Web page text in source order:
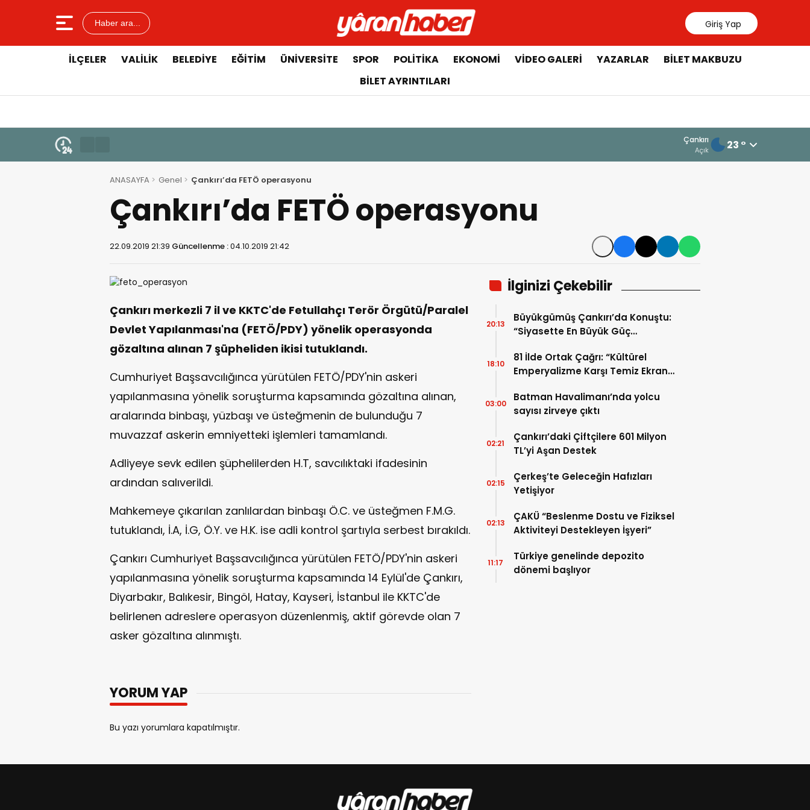
Haber ara... Giriş Yap
İLÇELER VALILIK BELEDIYE EĞITIM ÜNIVERSITE SPOR POLITIKA EKONOMI VIDEO GALERI YAZARLAR
BILET MAKBUZU
BILET AYRINTILARI
Çankırı
Açık 23 °
ANASAYFA Genel Çankırı’da FETÖ operasyonu
Çankırı’da FETÖ operasyonu
22.09.2019 21:39 Güncellenme :04.10.2019 21:42
Çankırı merkezli 7 il ve KKTC'de Fetullahçı Terör Örgütü/Paralel
Devlet Yapılanması'na (FETÖ/PDY) yönelik operasyonda
gözaltına alınan 7 şüpheliden ikisi tutuklandı.
Cumhuriyet Başsavcılığınca yürütülen FETÖ/PDY'nin askeri
yapılanmasına yönelik soruşturma kapsamında gözaltına alınan,
aralarında binbaşı, yüzbaşı ve üsteğmenin de bulunduğu 7
muvazzaf askerin emniyetteki işlemleri tamamlandı.
Adliyeye sevk edilen şüphelilerden H.T, savcılıktaki ifadesinin
ardından salıverildi.
Mahkemeye çıkarılan zanlılardan binbaşı Ö.C. ve üsteğmen F.M.G.
tutuklandı, İ.A, İ.G, Ö.Y. ve H.K. ise adli kontrol şartıyla serbest bırakıldı.
Çankırı Cumhuriyet Başsavcılığınca yürütülen FETÖ/PDY'nin askeri
yapılanmasına yönelik soruşturma kapsamında 14 Eylül'de Çankırı,
Diyarbakır, Balıkesir, Bingöl, Hatay, Kayseri, İstanbul ile KKTC'de
belirlenen adreslere operasyon düzenlenmiş, aktif görevde olan 7
asker gözaltına alınmıştı.
YORUM YAP
Bu yazı yorumlara kapatılmıştır.
İlginizi Çekebilir
Büyükgümüş Çankırı’da Konuştu:
“Siyasette En Büyük Güç
20:13
81 İlde Ortak Çağrı: “Kültürel
Emperyalizme Karşı Temiz Ekran
18:10
Batman Havalimanı’nda yolcu
sayısı zirveye çıktı
03:00
Çankırı’daki Çiftçilere 601 Milyon
TL’yi Aşan Destek
02:21
Çerkeş’te Geleceğin Hafızları
Yetişiyor
02:15
ÇAKÜ “Beslenme Dostu ve Fiziksel
Aktiviteyi Destekleyen İşyeri”
02:13
Türkiye genelinde depozito
dönemi başlıyor
11:17